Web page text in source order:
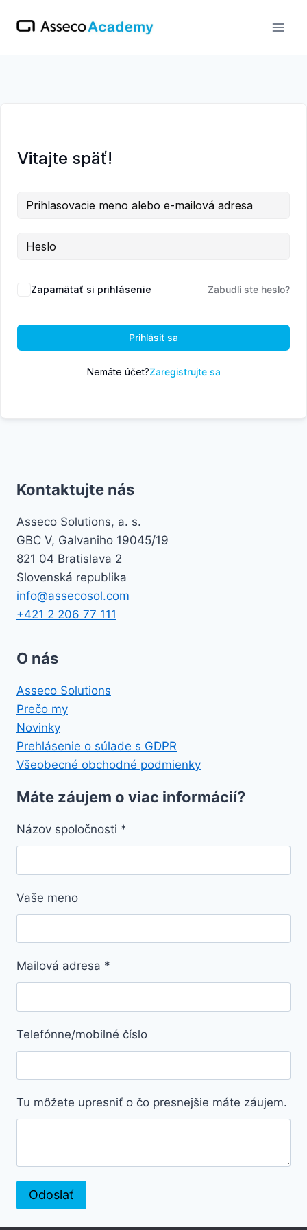
Vitajte späť!
Zapamätať si prihlásenie Zabudli ste heslo?
Prihlásiť sa
Nemáte účet?Zaregistrujte sa
Kontaktujte nás
Asseco Solutions, a. s.
GBC V, Galvaniho 19045/19
821 04 Bratislava 2
Slovenská republika
info@assecosol.com
+421 2 206 77 111
O nás
Asseco Solutions
Prečo my
Novinky
Prehlásenie o súlade s GDPR
Všeobecné obchodné podmienky
Máte záujem o viac informácií?
Názov spoločnosti *
Vaše meno
Mailová adresa *
Telefónne/mobilné číslo
Tu môžete upresniť o čo presnejšie máte záujem.
Odoslať